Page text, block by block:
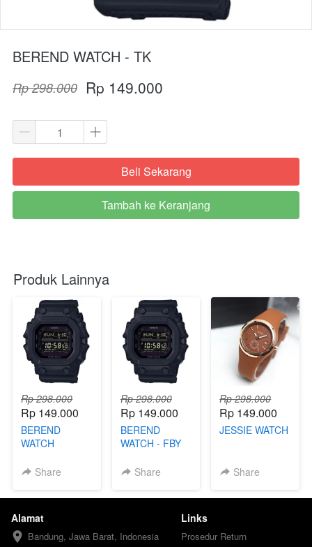
BEREND WATCH - TK
Rp 298.000 Rp 149.000
`Beli Sekarang
`
Tambah ke Keranjang
Produk Lainnya
Rp 298.000
Rp 149.000
BEREND
WATCH
Share
Rp 298.000
Rp 149.000
BEREND
WATCH - FBY
Share
Rp 298.000
Rp 149.000
JESSIE WATCH
Share
Alamat
Bandung, Jawa Barat, Indonesia
Links
Prosedur Return